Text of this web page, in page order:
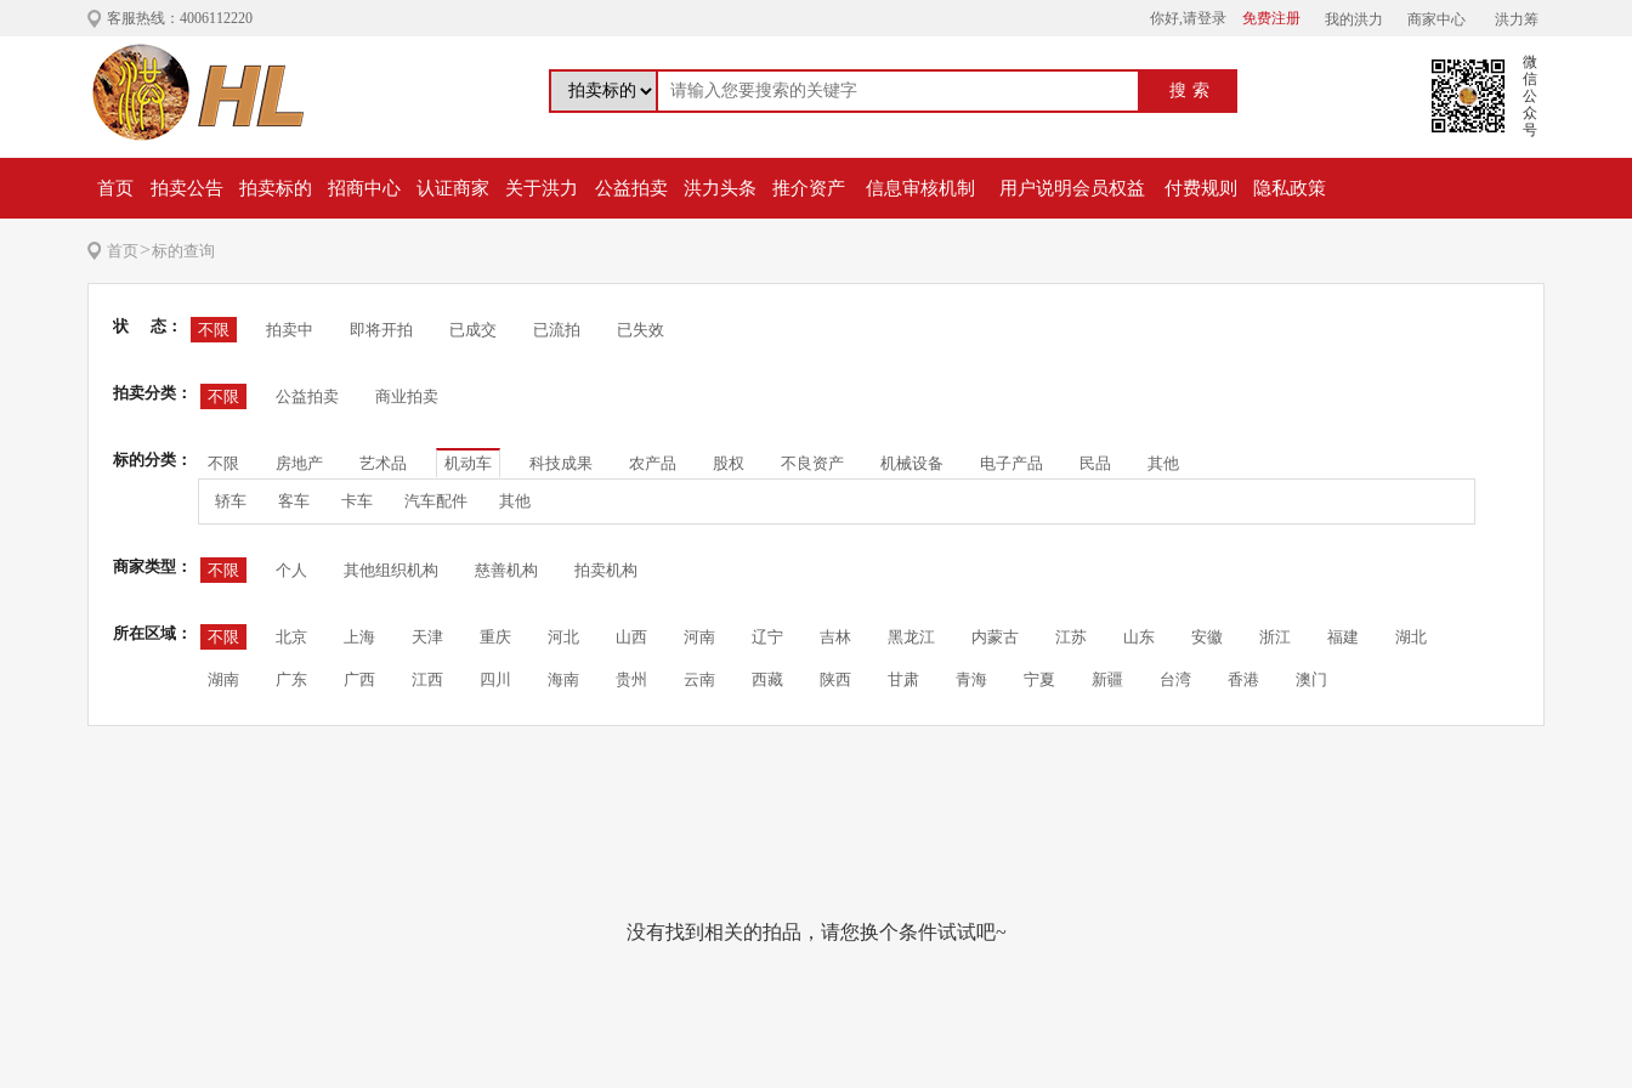
客服热线：4006112220 你好,请登录 免费注册 我的洪力 商家中心 洪力筹
搜索
微
信
公
众
号
首页 拍卖公告 拍卖标的 招商中心 认证商家 关于洪力 公益拍卖 洪力头条 推介资产 信息审核机制 用户说明会员权益 付费规则 隐私政策
首页>标的查询
状 态： 不限 拍卖中 即将开拍 已成交 已流拍 已失效
拍卖分类： 不限 公益拍卖 商业拍卖
标的分类： 不限 房地产 艺术品 机动车 科技成果 农产品 股权 不良资产 机械设备 电子产品 民品 其他
轿车 客车 卡车 汽车配件 其他
商家类型： 不限 个人 其他组织机构 慈善机构 拍卖机构
所在区域： 不限 北京 上海 天津 重庆 河北 山西 河南 辽宁 吉林 黑龙江 内蒙古 江苏 山东 安徽 浙江 福建 湖北
湖南 广东 广西 江西 四川 海南 贵州 云南 西藏 陕西 甘肃 青海 宁夏 新疆 台湾 香港 澳门
没有找到相关的拍品，请您换个条件试试吧~